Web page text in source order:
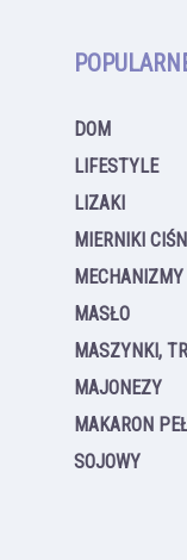
DOM
LIFESTYLE
LIZAKI
MIERNIKI
MASŁO
MASZYNKI,
MAJONEZY
MAKARON
SOJOWY